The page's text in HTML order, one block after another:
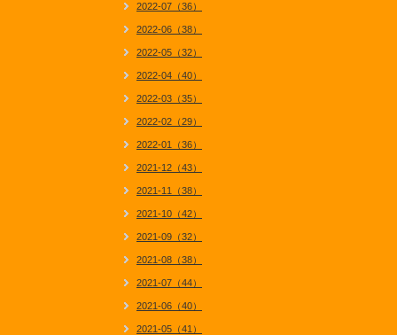
2022-07（36）
2022-06（38）
2022-05（32）
2022-04（40）
2022-03（35）
2022-02（29）
2022-01（36）
2021-12（43）
2021-11（38）
2021-10（42）
2021-09（32）
2021-08（38）
2021-07（44）
2021-06（40）
2021-05（41）